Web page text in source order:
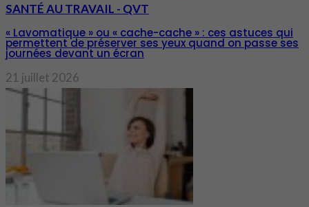
SANTÉ AU TRAVAIL - QVT
« Lavomatique » ou « cache-cache » : ces astuces qui
permettent de préserver ses yeux quand on passe ses
journées devant un écran
21 juillet 2026